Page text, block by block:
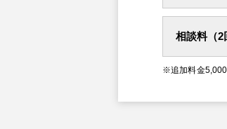
相談料（2
※追加料金5,000